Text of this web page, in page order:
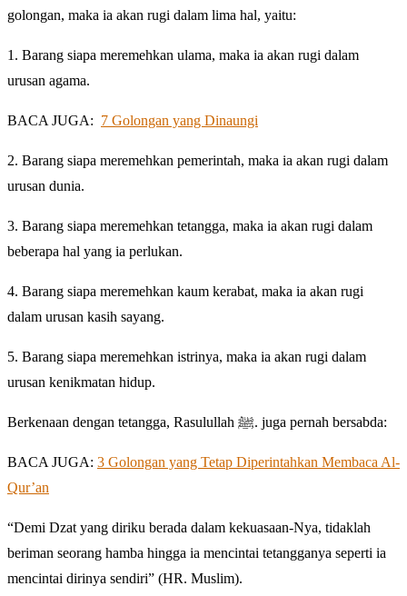
golongan, maka ia akan rugi dalam lima hal, yaitu:
1. Barang siapa meremehkan ulama, maka ia akan rugi dalam
urusan agama.
BACA JUGA: 7 Golongan yang Dinaungi
2. Barang siapa meremehkan pemerintah, maka ia akan rugi dalam
urusan dunia.
3. Barang siapa meremehkan tetangga, maka ia akan rugi dalam
beberapa hal yang ia perlukan.
4. Barang siapa meremehkan kaum kerabat, maka ia akan rugi
dalam urusan kasih sayang.
5. Barang siapa meremehkan istrinya, maka ia akan rugi dalam
urusan kenikmatan hidup.
Berkenaan dengan tetangga, Rasulullah ﷺ. juga pernah bersabda:
BACA JUGA: 3 Golongan yang Tetap Diperintahkan Membaca Al-
Qur’an
“Demi Dzat yang diriku berada dalam kekuasaan-Nya, tidaklah
beriman seorang hamba hingga ia mencintai tetangganya seperti ia
mencintai dirinya sendiri” (HR. Muslim).